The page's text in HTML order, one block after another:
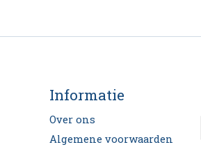
Informatie
Over ons
Algemene voorwaarden